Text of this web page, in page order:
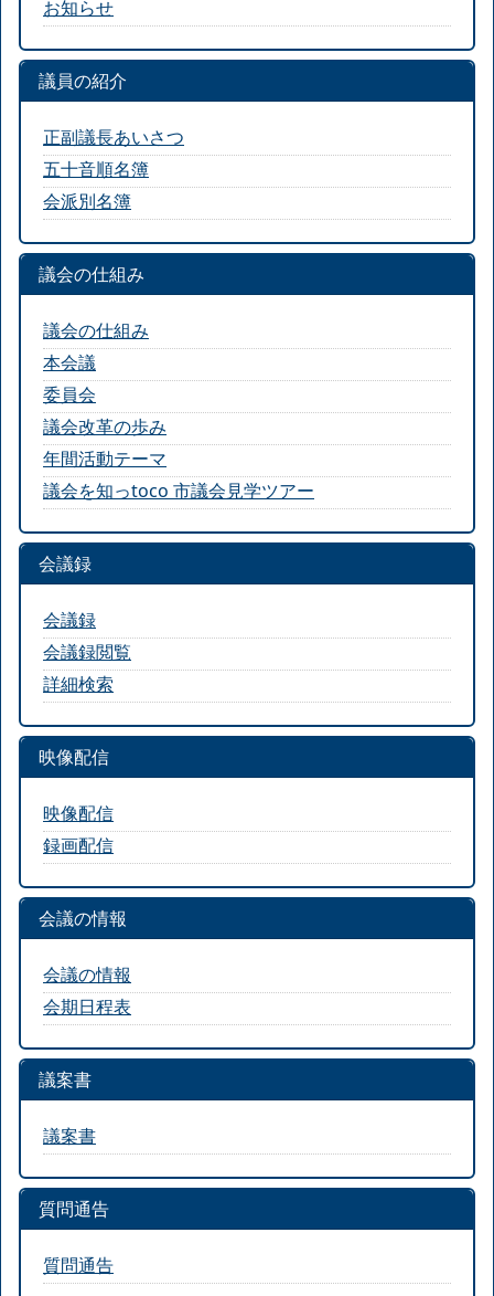
お知らせ
議員の紹介
正副議長あいさつ
五十音順名簿
会派別名簿
議会の仕組み
議会の仕組み
本会議
委員会
議会改革の歩み
年間活動テーマ
議会を知っtoco 市議会見学ツアー
会議録
会議録
会議録閲覧
詳細検索
映像配信
映像配信
録画配信
会議の情報
会議の情報
会期日程表
議案書
議案書
質問通告
質問通告